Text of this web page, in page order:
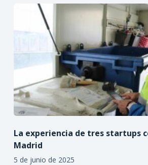
La experiencia de tres startups
Madrid
5 de junio de 2025